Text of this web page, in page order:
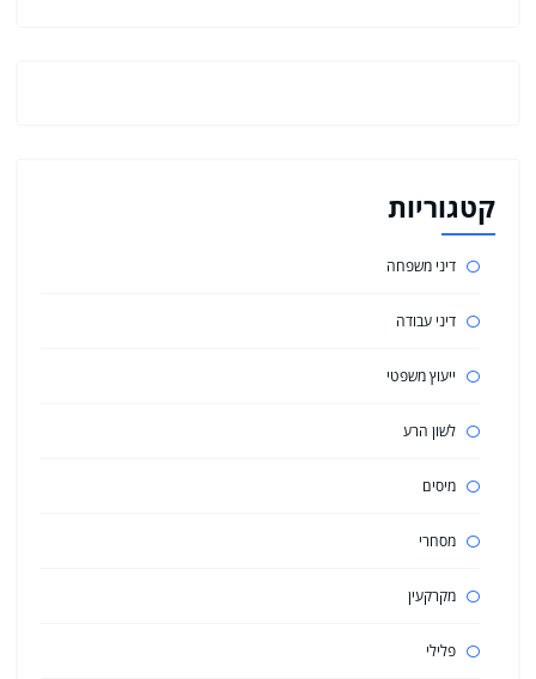
קטגוריות
דיני משפחה
דיני עבודה
ייעוץ משפטי
לשון הרע
מיסים
מסחרי
מקרקעין
פלילי